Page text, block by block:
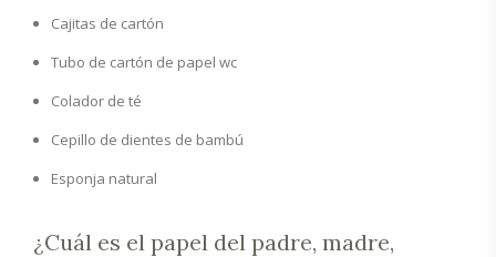
Cajitas de cartón
Tubo de cartón de papel wc
Colador de té
Cepillo de dientes de bambú
Esponja natural
¿Cuál es el papel del padre, madre,